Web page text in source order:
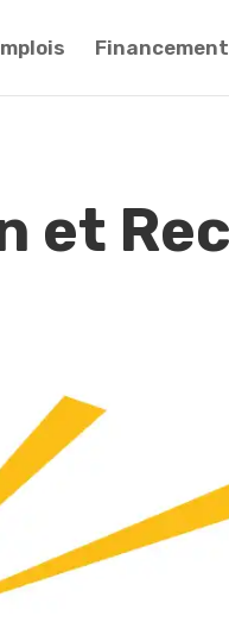
Financement
|